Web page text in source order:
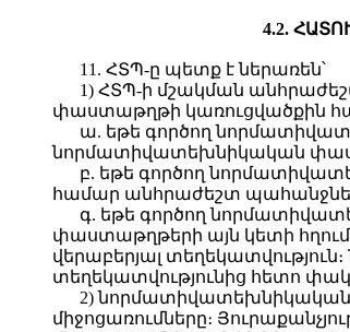
4.2.
11. ՀՏՊ-ը պետք է ներառեն՝
1) ՀՏՊ-ի մշակման
փաստաթղթի կառուցվածքին
ա. եթե գործող
նորմատիվատեխնիկական
բ. եթե գործող
համար անհրաժեշտ
գ. եթե գործող
փաստաթղթերի այն կետի
վերաբերյալ
տեղեկատվությունից հետո
2) նորմատիվատեխնիկական
միջոցառումները։